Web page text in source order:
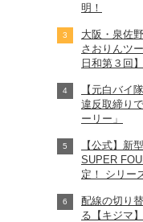
明！
大阪・泉佐
さおりんツ
日和第３回】
【元白バイ
違反取締り
ーリー」
【公式】新
SUPER
定！ シリー
【
配線の切り
る【キジマ